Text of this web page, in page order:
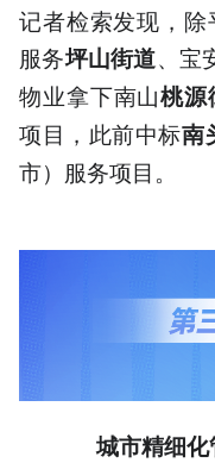
记者检索发现，
服务坪山街道、宝
物业拿下南山桃源
项目，此前中标南
市）服务项目。
城市精细